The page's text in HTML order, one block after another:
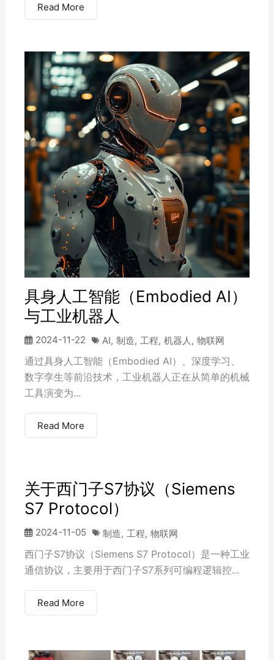
Read More
具身人工智能（Embodied AI）
与工业机器人
2024-11-22 AI, 制造, 工程, 机器人, 物联网
通过具身人工智能（Embodied AI）、深度学习、
数字孪生等前沿技术，工业机器人正在从简单的机械
工具演变为...
Read More
关于西门子S7协议（Siemens
S7 Protocol）
2024-11-05 制造, 工程, 物联网
西门子S7协议（Siemens S7 Protocol）是一种工业
通信协议，主要用于西门子S7系列可编程逻辑控...
Read More